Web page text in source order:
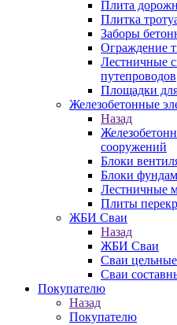
Плита
Плитка
Заборы
Ограждение
Лестничные
путепроводов
Площадки
Железобетонные
Назад
сооружений
Блоки
Блоки
Лестничные
Плиты
ЖБИ Сваи
Назад
ЖБИ Сваи
Сваи
Сваи
Покупателю
Назад
Покупателю